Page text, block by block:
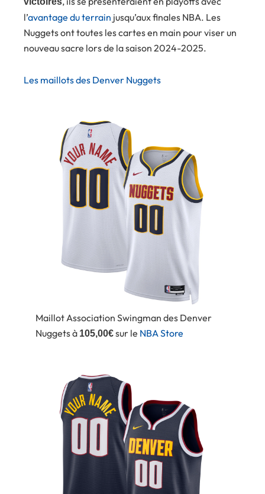
l’avantage du terrain jusqu’aux finales NBA. Les
Nuggets ont toutes les cartes en main pour viser un
nouveau sacre lors de la saison 2024-2025.
Les maillots des Denver Nuggets
Maillot Association Swingman des Denver
Nuggets à 105,00€sur le NBA Store